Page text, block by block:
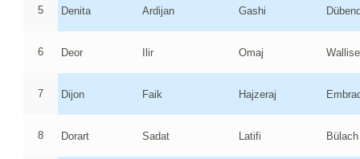
5 Denita Ardijan Gashi
6 Deor Ilir Omaj
7 Dijon Faik Hajzeraj
8 Dorart Sadat Latifi Bülach